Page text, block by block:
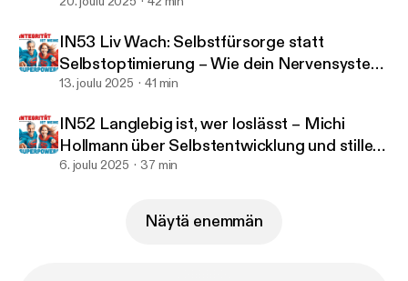
IN53 Liv Wach: Selbstfürsorge statt
Selbstoptimierung – Wie dein Nervensystem
dich wirklich trägt
13. joulu 2025 41 min
IN52 Langlebig ist, wer loslässt – Michi
Hollmann über Selbstentwicklung und stille
Stärke
6. joulu 2025 37 min
Näytä enemmän